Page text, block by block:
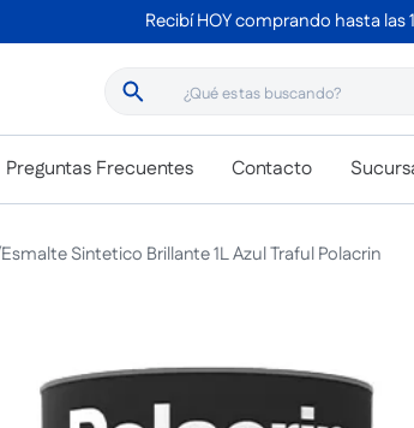
Recibí HOY comprando hasta las
¿Qué estas buscando?
Preguntas Frecuentes Contacto
Esmalte Sintetico Brillante 1L Azul Traful Polacrin